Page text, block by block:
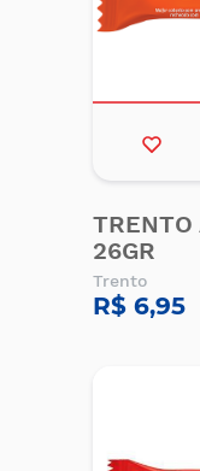
TRENTO
26GR
Trento
R$ 6,95